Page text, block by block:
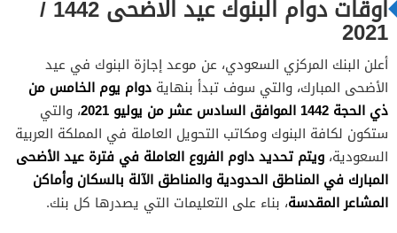
اوقات دوام البنوك عيد الاضحى 1442 /
2021
أعلن البنك المركزي السعودي، عن موعد إجازة البنوك في عيد
الأضحى المبارك، والتي سوف تبدأ بنهاية دوام يوم الخامس من
ذي الحجة 1442 الموافق السادس عشر من يوليو 2021
، والتي
ستكون لكافة البنوك ومكاتب التحويل العاملة في المملكة العربية
السعودية، ويتم تحديد داوم الفروع العاملة في فترة عيد الأضحى
المبارك في المناطق الحدودية والمناطق الآلة بالسكان وأماكن
المشاعر المقدسة، بناء على التعليمات التي يصدرها كل بنك.